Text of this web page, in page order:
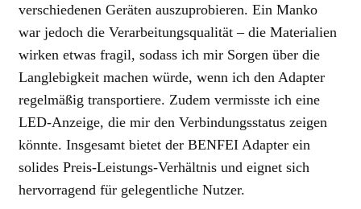
verschiedenen Geräten auszuprobieren. Ein Manko
war jedoch die Verarbeitungsqualität – die Materialien
wirken etwas fragil, sodass ich mir Sorgen über die
Langlebigkeit machen würde, wenn ich den Adapter
regelmäßig transportiere. Zudem vermisste ich eine
LED-Anzeige, die mir den Verbindungsstatus zeigen
könnte. Insgesamt bietet der BENFEI Adapter ein
solides Preis-Leistungs-Verhältnis und eignet sich
hervorragend für gelegentliche Nutzer.